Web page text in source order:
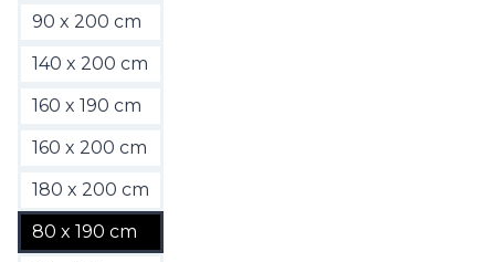
90 x 200 cm
140 x 200 cm
160 x 190 cm
160 x 200 cm
180 x 200 cm
80 x 190 cm